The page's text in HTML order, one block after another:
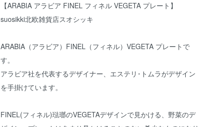
【ARABIA アラビア FINEL フィネル VEGETA プレート】
suosikki北欧雑貨店スオシッキ
ARABIA（アラビア）FINEL（フィネル）VEGETA プレートで
す。
アラビア社を代表するデザイナー、エステリ･トムラがデザイン
を手掛けています。
FINEL(フィネル)琺瑯のVEGETAデザインで見かける、野菜のデ